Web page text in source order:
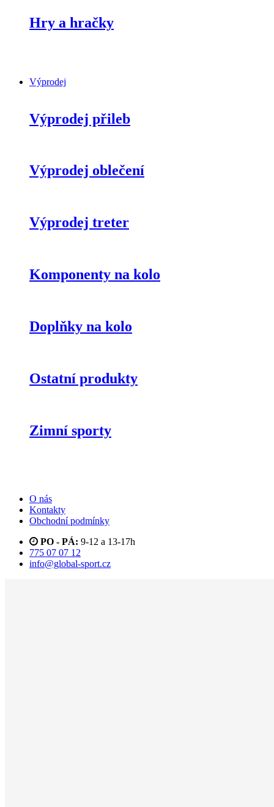
Hry a hračky
Výprodej
Výprodej přileb
Výprodej oblečení
Výprodej treter
Komponenty na kolo
Doplňky na kolo
Ostatní produkty
Zimní sporty
O nás
Kontakty
Obchodní podmínky
PO - PÁ: 9-12 a 13-17h
775 07 07 12
info@global-sport.cz